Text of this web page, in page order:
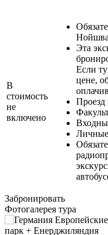
В
стоимость
не
включено
Эта
Если
цене,
Проезд
Забронировать
Фотогалерея тура